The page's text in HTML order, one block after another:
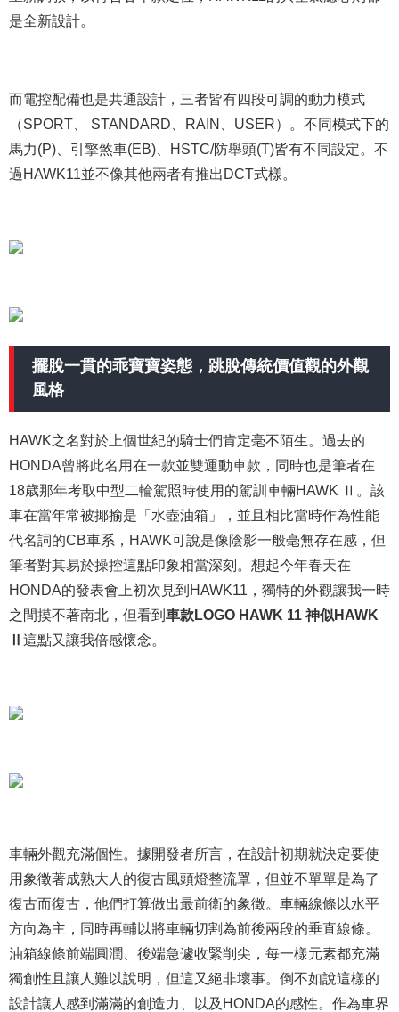
是全新設計。
而電控配備也是共通設計，三者皆有四段可調的動力模式
（SPORT、 STANDARD、RAIN、USER）。不同模式下的
馬力(P)、引擎煞車(EB)、HSTC/防舉頭(T)皆有不同設定。不
過HAWK11並不像其他兩者有推出DCT式樣。
擺脫一貫的乖寶寶姿態，跳脫傳統價值觀的外觀
風格
HAWK之名對於上個世紀的騎士們肯定毫不陌生。過去的
HONDA曾將此名用在一款並雙運動車款，同時也是筆者在
18歳那年考取中型二輪駕照時使用的駕訓車輛HAWK Ⅱ。該
車在當年常被揶揄是「水壺油箱」，並且相比當時作為性能
代名詞的CB車系，HAWK可說是像陰影一般毫無存在感，但
筆者對其易於操控這點印象相當深刻。想起今年春天在
HONDA的發表會上初次見到HAWK11，獨特的外觀讓我一時
之間摸不著南北，但看到 車款LOGO HAWK 11 神似HAWK
這點又讓我倍感懷念。
車輛外觀充滿個性。據開發者所言，在設計初期就決定要使
用象徵著成熟大人的復古風頭燈整流罩，但並不單單是為了
復古而復古，他們打算做出最前衛的象徵。車輛線條以水平
方向為主，同時再輔以將車輛切割為前後兩段的垂直線條。
油箱線條前端圓潤、後端急遽收緊削尖，每一樣元素都充滿
獨創性且讓人難以說明，但這又絕非壞事。倒不如說這樣的
設計讓人感到滿滿的創造力、以及HONDA的感性。作為車界